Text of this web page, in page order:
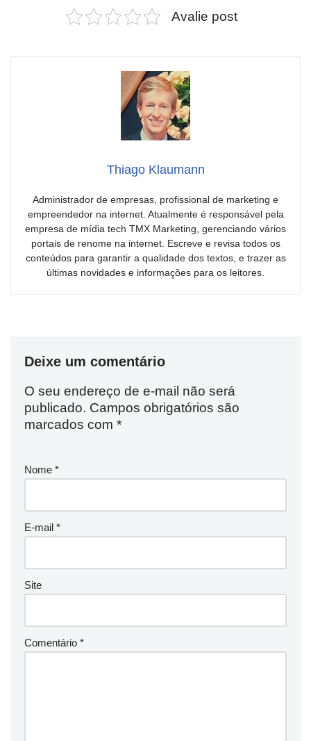
Avalie post
Thiago Klaumann
Administrador de empresas, profissional de marketing e
empreendedor na internet. Atualmente é responsável pela
empresa de mídia tech TMX Marketing, gerenciando vários
portais de renome na internet. Escreve e revisa todos os
conteúdos para garantir a qualidade dos textos, e trazer as
últimas novidades e informações para os leitores.
Deixe um comentário
O seu endereço de e-mail não será
publicado. Campos obrigatórios são
marcados com *
Nome *
E-mail *
Site
Comentário *